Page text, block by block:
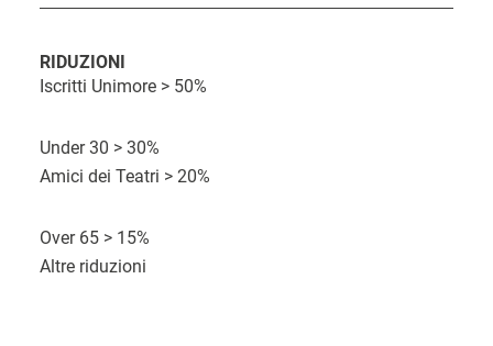
a
t
O
r
o
s
o
n
d
a
c
u
RIDUZIONI
Iscritti Unimore > 50%
Under 30 > 30%
Amici dei Teatri > 20%
Over 65 > 15%
Altre riduzioni